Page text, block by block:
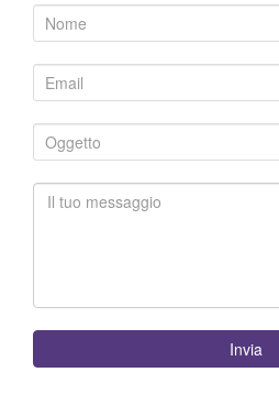
Invia